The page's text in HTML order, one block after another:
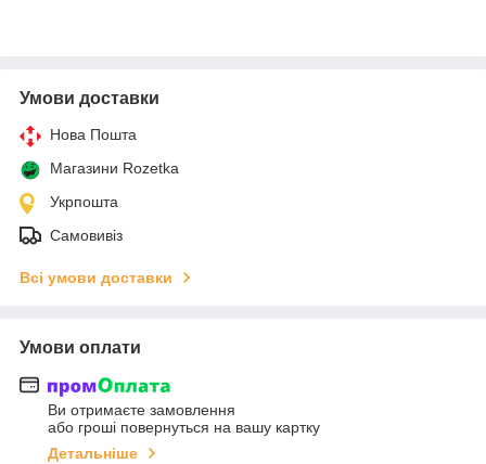
Умови доставки
Нова Пошта
Магазини Rozetka
Укрпошта
Самовивіз
Всі умови доставки
Умови оплати
Ви отримаєте замовлення
або гроші повернуться на вашу картку
Детальніше